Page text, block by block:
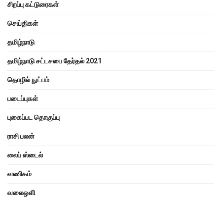
சிறப்பு கட்டுரைகள்
செய்திகள்
தமிழ்நாடு
தமிழ்நாடு சட்டசபை தேர்தல் 2021
தொழில் நுட்பம்
படைப்புகள்
புகைப்பட தொகுப்பு
ராசி பலன்
லைப் ஸ்டைல்
வணிகம்
வலைஒளி